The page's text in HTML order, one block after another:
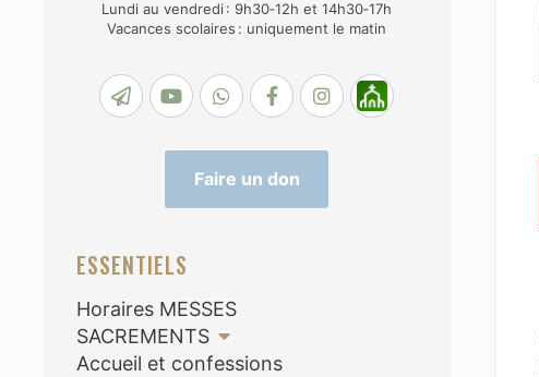
Lundi au vendredi : 9h30‑12h et 14h30‑17h
Vacances scolaires : uniquement le matin
Faire un don
ESSENTIELS
Horaires MESSES
SACREMENTS
Accueil et confessions